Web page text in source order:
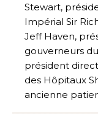
Stewart,
Impérial Sir
Jeff Haven,
gouverneurs
président
des Hôpitaux
ancienne